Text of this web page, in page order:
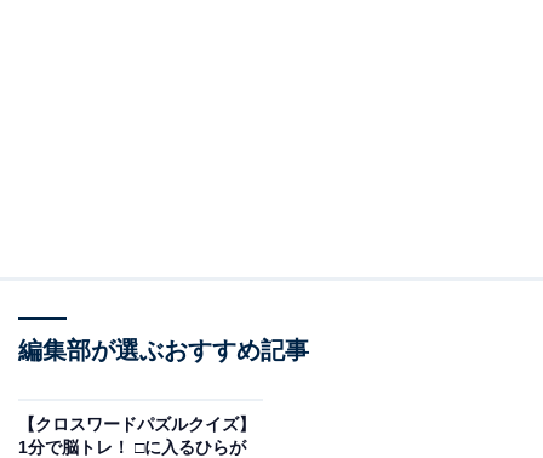
・た □ く（縦の言葉）
な「遠くの国」 の名前です。
編集部が選ぶおすすめ記事
【クロスワードパズルクイズ】
1分で脳トレ！ □に入るひらが